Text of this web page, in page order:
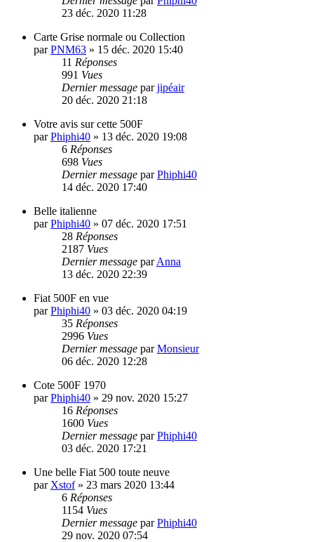
23 déc. 2020 11:28
Carte Grise normale ou Collection
parPNM63 » 15 déc. 2020 15:40
11 Réponses
991 Vues
Dernier message parjipéair
20 déc. 2020 21:18
Votre avis sur cette 500F
parPhiphi40 » 13 déc. 2020 19:08
6 Réponses
698 Vues
Dernier message parPhiphi40
14 déc. 2020 17:40
Belle italienne
parPhiphi40 » 07 déc. 2020 17:51
28 Réponses
2187 Vues
Dernier message parAnna
13 déc. 2020 22:39
Fiat 500F en vue
parPhiphi40 » 03 déc. 2020 04:19
35 Réponses
2996 Vues
Dernier message parMonsieur
06 déc. 2020 12:28
Cote 500F 1970
parPhiphi40 » 29 nov. 2020 15:27
16 Réponses
1600 Vues
Dernier message parPhiphi40
03 déc. 2020 17:21
Une belle Fiat 500 toute neuve
par Xstof» 23 mars 2020 13:44
6 Réponses
1154 Vues
Dernier message parPhiphi40
29 nov. 2020 07:54